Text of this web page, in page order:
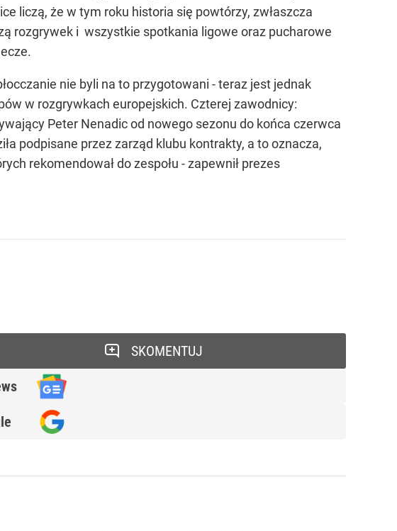
liczą, że w tym roku historia się powtórzy, zwłaszcza
rozgrywek i wszystkie spotkania ligowe oraz pucharowe
nie byli na to przygotowani - teraz jest jednak
w rozgrywkach europejskich. Czterej zawodnicy:
Peter Nenadic od nowego sezonu do końca czerwca
podpisane przez zarząd klubu kontrakty, a to oznacza,
rekomendował do zespołu - zapewnił prezes
SKOMENTUJ